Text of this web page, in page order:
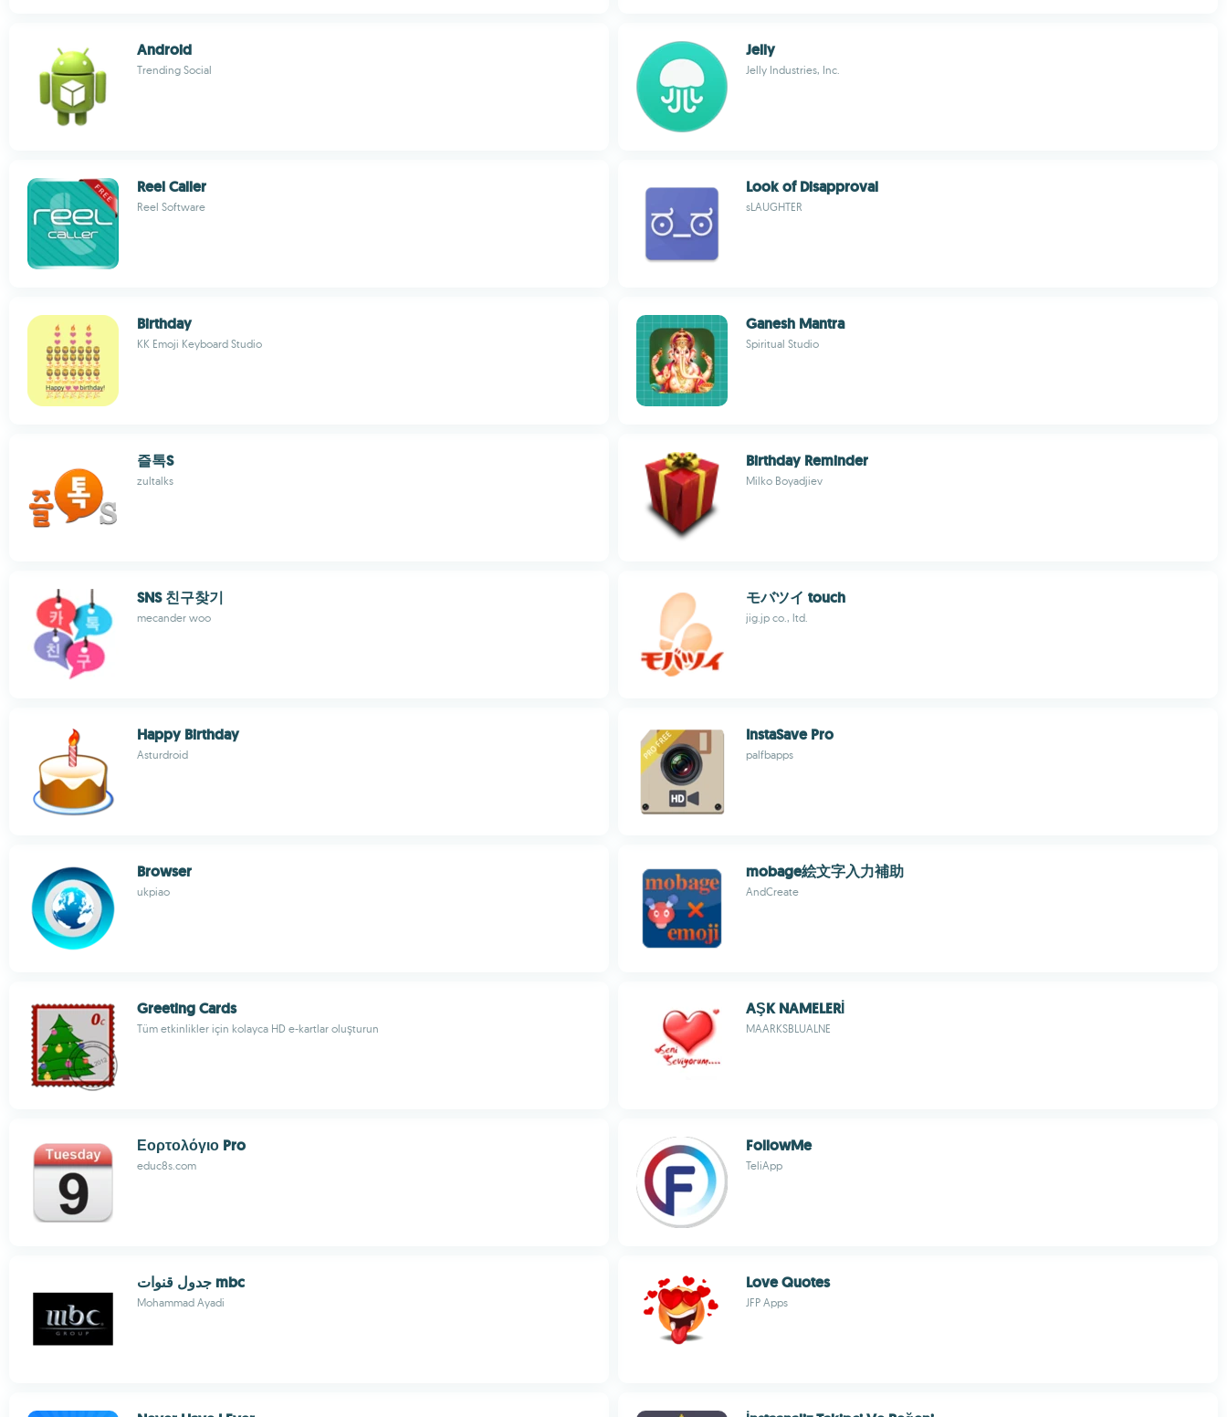
Android
Trending Social
Jelly
Jelly Industries, Inc.
Reel Caller
Reel Software
Look of Disapproval
sLAUGHTER
Birthday
KK Emoji Keyboard Studio
Ganesh Mantra
Spiritual Studio
즐톡S
zultalks
Birthday Reminder
Milko Boyadjiev
SNS 친구찾기
mecander woo
モバツイ touch
jig.jp co., ltd.
Happy Birthday
Asturdroid
InstaSave Pro
palfbapps
Browser
ukpiao
mobage絵文字入力補助
AndCreate
Greeting Cards
Tüm etkinlikler için kolayca HD e-kartlar oluşturun
AŞK NAMELERİ
MAARKSBLUALNE
Εορτολόγιο Pro
educ8s.com
FollowMe
TeliApp
جدول قنوات mbc
Mohammad Ayadi
Love Quotes
JFP Apps